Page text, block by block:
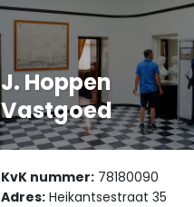
J. Hoppen
Vastgoed
KvK nummer: 78180090
Adres: Heikantsestraat 35